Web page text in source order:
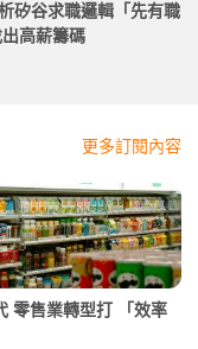
矽谷求職邏輯「先有職
高薪籌碼
更多訂閱內容
零售業轉型打 「效率